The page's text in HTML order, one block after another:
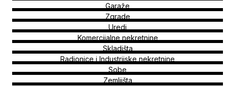
Garaže
Zgrade
Uredi
Komercijalne nekretnine
Skladišta
Radionice i Industrijske nekretnine
Sobe
Zemljišta